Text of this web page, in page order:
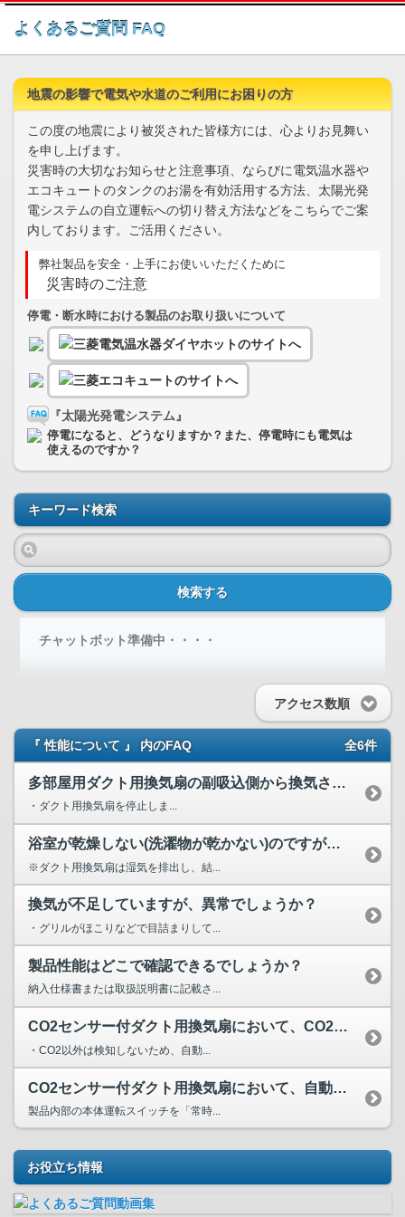
このページの本文へ
よくあるご質問 FAQ
地震の影響で電気や水道のご利用にお困りの方
この度の地震により被災された皆様方には、心よりお見舞い
を申し上げます。
災害時の大切なお知らせと注意事項、ならびに電気温水器や
エコキュートのタンクのお湯を有効活用する方法、太陽光発
電システムの自立運転への切り替え方法などをこちらでご案
内しております。ご活用ください。
弊社製品を安全・上手にお使いいただくために
災害時のご注意
停電・断水時における製品のお取り扱いについて
『太陽光発電システム』
停電になると、どうなりますか？また、停電時にも電気は
使えるのですか？
キーワード検索
検索する
チャットボット準備中・・・・
アクセス数順
『 性能について 』 内のFAQ 全6件
多部屋用ダクト用換気扇の副吸込側から換気されないですが、異...
・ダクト用換気扇を停止しま...
浴室が乾燥しない(洗濯物が乾かない)のですが、異常でしょうか？
※ダクト用換気扇は湿気を排出し、結...
換気が不足していますが、異常でしょうか？
・グリルがほこりなどで目詰まりして...
製品性能はどこで確認できるでしょうか？
納入仕様書または取扱説明書に記載さ...
CO2センサー付ダクト用換気扇において、CO2以外のタバコ...
・CO2以外は検知しないため、自動...
CO2センサー付ダクト用換気扇において、自動ではなく、弱運...
製品内部の本体運転スイッチを「常時...
お役立ち情報